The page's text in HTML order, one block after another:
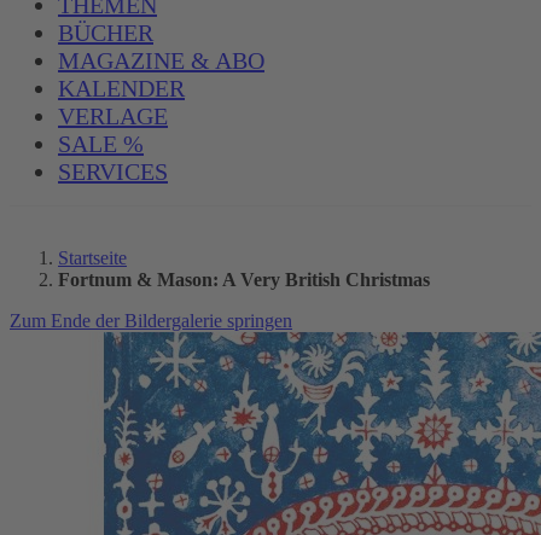
BÜCHER
MAGAZINE & ABO
KALENDER
VERLAGE
SALE %
SERVICES
Startseite
Fortnum & Mason: A Very British Christmas
Zum Ende der Bildergalerie springen